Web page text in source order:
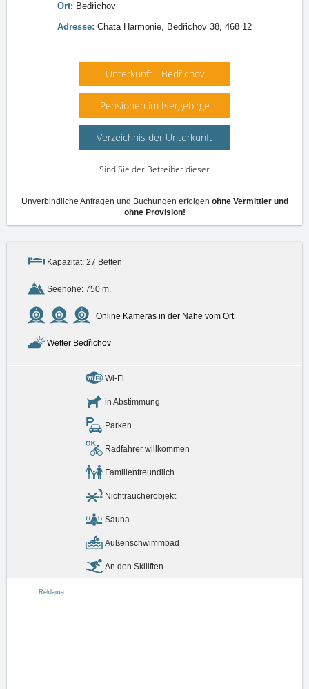
Ort: Bedřichov
Adresse: Chata Harmonie, Bedřichov 38, 468 12
Unterkunft - Bedřichov
Pensionen im Isergebirge
Verzeichnis der Unterkunft
Sind Sie der Betreiber dieser
Unverbindliche Anfragen und Buchungen erfolgen ohne Vermittler und
ohne Provision!
Kapazität: 27 Betten
Seehöhe: 750 m.
Online Kameras in der Nähe vom Ort
Wetter Bedřichov
Wi-Fi
in Abstimmung
Parken
Radfahrer willkommen
Familienfreundlich
Nichtraucherobjekt
Sauna
Außenschwimmbad
An den Skiliften